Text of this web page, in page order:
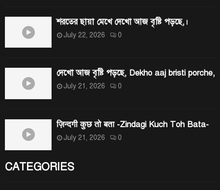
শরতের ছায়া মেখে দেখো আজ বৃষ্টি পড়ছে,।
July 22, 2026 0
দেখো আজ বৃষ্টি পড়ছে, Dekho aaj bristi porche,
July 21, 2026 0
ज़िन्दगी कुछ तो बता -Zindagi Kuch Toh Bata-
July 21, 2026 0
CATEGORIES